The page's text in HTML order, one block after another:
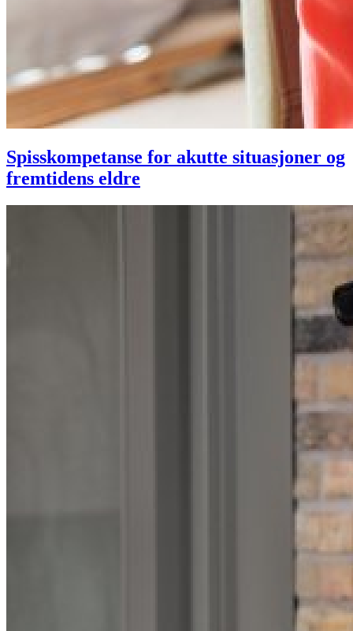
Spisskompetanse for akutte situasjoner og
fremtidens eldre